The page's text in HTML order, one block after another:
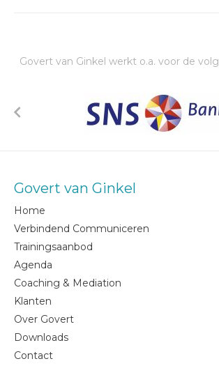
Govert van Ginkel werkt o.a. voor de
Govert van Ginkel
Home
Verbindend Communiceren
Trainingsaanbod
Agenda
Coaching & Mediation
Klanten
Over Govert
Downloads
Contact